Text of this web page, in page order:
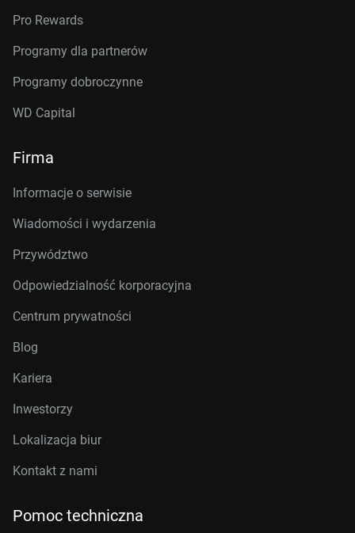
Pro Rewards
Programy dla partnerów
Programy dobroczynne
WD Capital
Firma
Informacje o serwisie
Wiadomości i wydarzenia
Przywództwo
Odpowiedzialność korporacyjna
Centrum prywatności
Blog
Kariera
Inwestorzy
Lokalizacja biur
Kontakt z nami
Pomoc techniczna